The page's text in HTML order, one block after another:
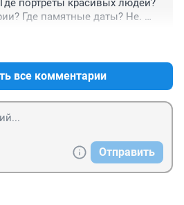
портреты красивых людей?
Где памятные даты? Не.
все комментарии
Отправить